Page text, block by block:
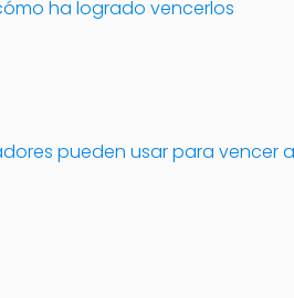
ha logrado vencerlos
pueden usar para vencer